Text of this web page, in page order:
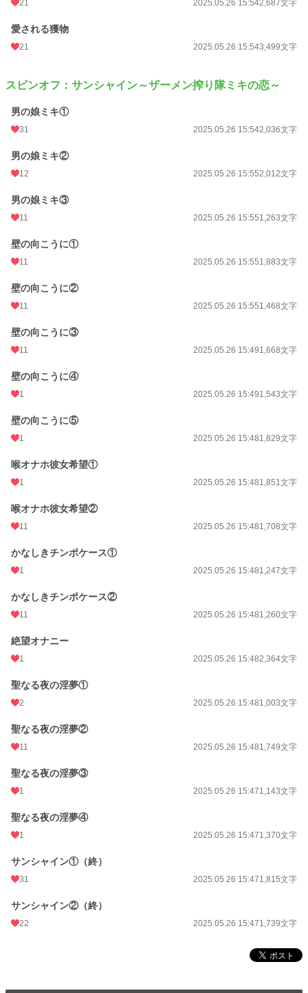
21 2025.05.26 15:542,687文字
愛される獲物
21 2025.05.26 15:543,499文字
スピンオフ：サンシャイン～ザーメン搾り隊ミキの恋～
男の娘ミキ①
31 2025.05.26 15:542,036文字
男の娘ミキ②
12 2025.05.26 15:552,012文字
男の娘ミキ③
11 2025.05.26 15:551,263文字
壁の向こうに①
11 2025.05.26 15:551,883文字
壁の向こうに②
11 2025.05.26 15:551,468文字
壁の向こうに③
11 2025.05.26 15:491,668文字
壁の向こうに④
1 2025.05.26 15:491,543文字
壁の向こうに⑤
1 2025.05.26 15:481,829文字
喉オナホ彼女希望①
1 2025.05.26 15:481,851文字
喉オナホ彼女希望②
11 2025.05.26 15:481,708文字
かなしきチンポケース①
1 2025.05.26 15:481,247文字
かなしきチンポケース②
11 2025.05.26 15:481,260文字
絶望オナニー
1 2025.05.26 15:482,364文字
聖なる夜の淫夢①
2 2025.05.26 15:481,003文字
聖なる夜の淫夢②
11 2025.05.26 15:481,749文字
聖なる夜の淫夢③
1 2025.05.26 15:471,143文字
聖なる夜の淫夢④
1 2025.05.26 15:471,370文字
サンシャイン①（終）
31 2025.05.26 15:471,815文字
サンシャイン②（終）
22 2025.05.26 15:471,739文字